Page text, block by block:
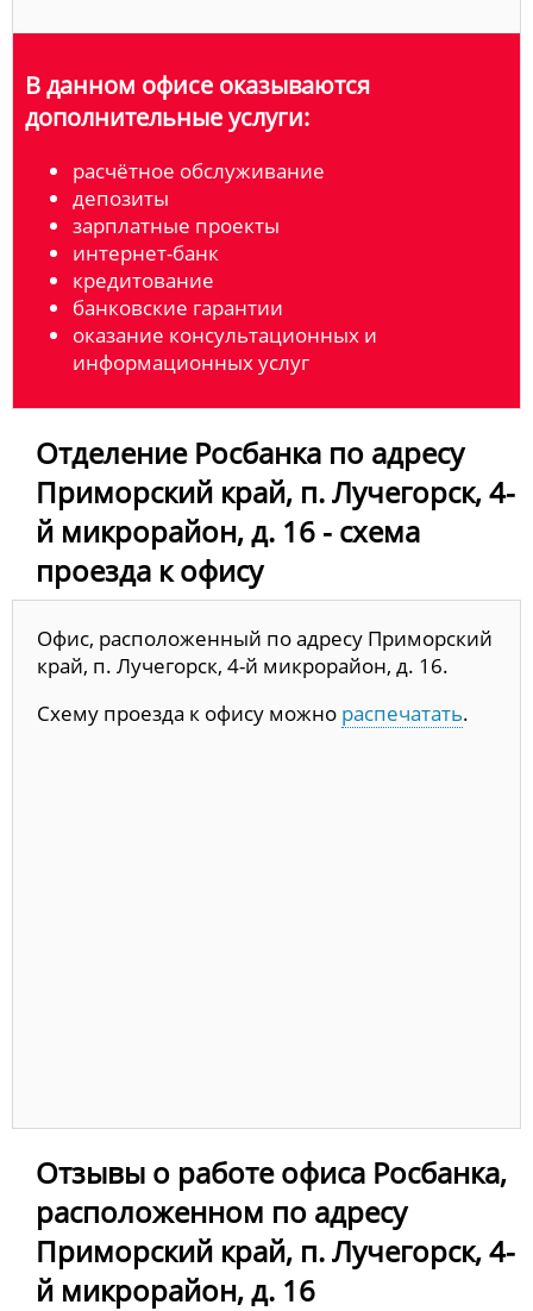
В данном офисе оказываются
дополнительные услуги:
расчётное обслуживание
депозиты
зарплатные проекты
интернет-банк
кредитование
банковские гарантии
оказание консультационных и
информационных услуг
Отделение Росбанка по адресу
Приморский край, п. Лучегорск, 4-
й микрорайон, д. 16 - схема
проезда к офису
Офис, расположенный по адресу Приморский
край, п. Лучегорск, 4-й микрорайон, д. 16.
Схему проезда к офису можно распечатать.
Отзывы о работе офиса Росбанка,
расположенном по адресу
Приморский край, п. Лучегорск, 4-
й микрорайон, д. 16